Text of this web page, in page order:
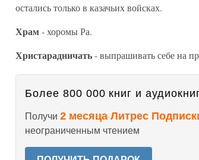
остались только в казачьих войсках.
Храм- хоромы Ра.
Христарадничать- выпрашивать себе на
Более 800 000 книг и
Получи 2 месяца Литрес
неограниченным чтением